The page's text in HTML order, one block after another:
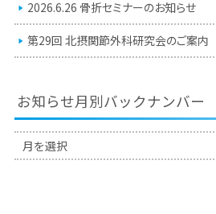
2026.6.26 骨折セミナーのお知らせ
第29回 北摂関節外科研究会のご案内
お知らせ月別バックナンバー